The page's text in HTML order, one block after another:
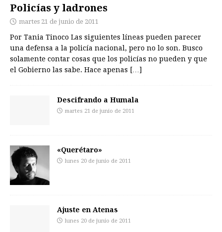
Policías y ladrones
martes 21 de junio de 2011
Por Tania Tinoco Las siguientes líneas pueden parecer
una defensa a la policía nacional, pero no lo son. Busco
solamente contar cosas que los policías no pueden y que
el Gobierno las sabe. Hace apenas […]
Descifrando a Humala
martes 21 de junio de 2011
«Querétaro»
lunes 20 de junio de 2011
Ajuste en Atenas
lunes 20 de junio de 2011